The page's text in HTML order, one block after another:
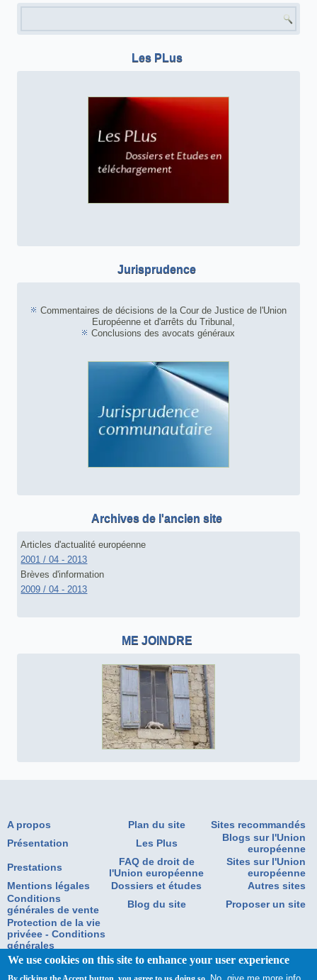
Les PLus
Jurisprudence
Commentaires de décisions de la Cour de Justice de l'Union
Européenne et d'arrêts du Tribunal,
Conclusions des avocats généraux
Archives de l'ancien site
Articles d'actualité européenne
2001 / 04 - 2013
Brèves d'information
2009 / 04 - 2013
ME JOINDRE
A propos Plan du site
Sites recommandés
Présentation
Les Plus
Blogs sur l'Union
européenne
Prestations
FAQ de droit de
l'Union européenne
Sites sur l'Union
européenne
Mentions légales
Dossiers et études
Autres sites
Conditions
générales de vente
Blog du site
Proposer un site
Protection de la vie
privéee - Conditions
générales
d'utilisation
We use cookies on this site to enhance your user experience